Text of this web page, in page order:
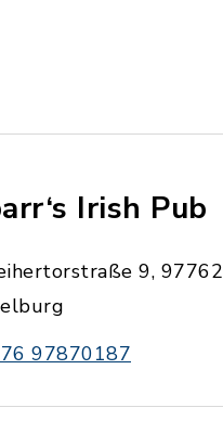
Irish Pub
9, 97762
97870187